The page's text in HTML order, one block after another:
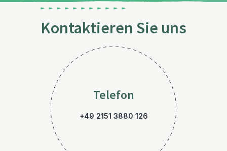
Kontaktieren Sie uns
Telefon
+49 2151 3880 126